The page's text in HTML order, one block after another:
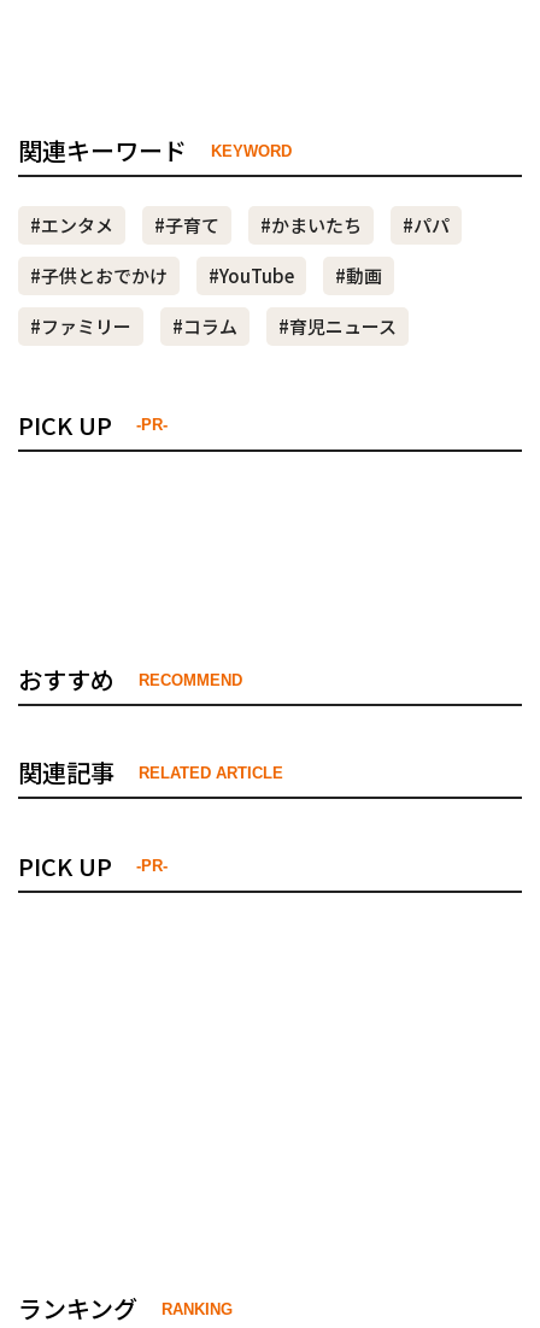
関連キーワード KEYWORD
#エンタメ #子育て #かまいたち
#パパ
#子供とおでかけ
#YouTube
#動画
#ファミリー
#コラム #育児ニュース
PICK UP -PR-
おすすめ RECOMMEND
関連記事 RELATED ARTICLE
PICK UP -PR-
ランキング RANKING